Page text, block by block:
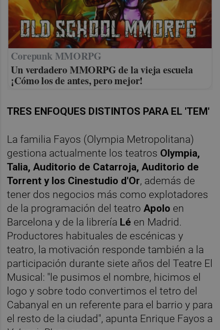
Corepunk MMORPG
Un verdadero MMORPG de la vieja escuela
¡Cómo los de antes, pero mejor!
TRES ENFOQUES DISTINTOS PARA EL 'TEM'
La familia Fayos (Olympia Metropolitana)
gestiona actualmente los teatros Olympia,
Talia, Auditorio de Catarroja, Auditorio de
Torrent y los Cinestudio d'Or, además de
tener dos negocios más como explotadores
de la programación del teatroApolo en
Barcelona y de la librería Lé en Madrid.
Productores habituales de escénicas y
teatro, la motivación responde también a la
participación durante siete años del Teatre El
Musical: "le pusimos el nombre, hicimos el
logo y sobre todo convertimos el tetro del
Cabanyal en un referente para el barrio y para
el resto de la ciudad", apunta Enrique Fayos a